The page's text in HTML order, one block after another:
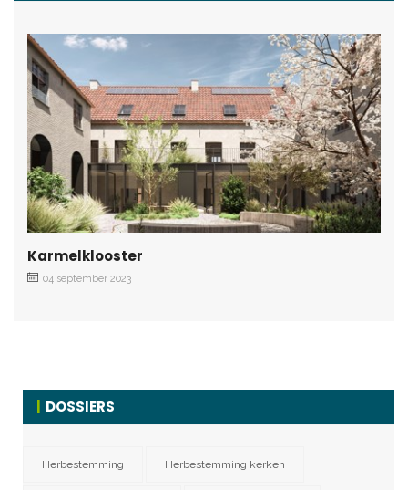
Karmelklooster
04 september 2023
DOSSIERS
Herbestemming Herbestemming kerken